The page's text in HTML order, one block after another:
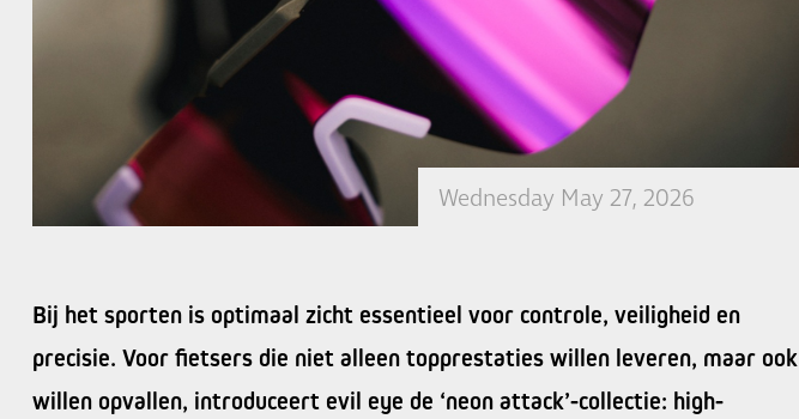
Wednesday May 27, 2026
Bij het sporten is optimaal zicht essentieel voor controle, veiligheid en
precisie. Voor fietsers die niet alleen topprestaties willen leveren, maar ook
willen opvallen, introduceert evil eye de ‘neon attack’-collectie: high-